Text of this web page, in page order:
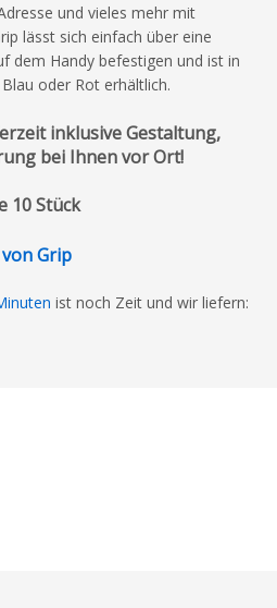
und vieles mehr mit
lässt sich einfach über eine
dem Handy befestigen und ist in
oder Rot erhältlich.
inklusive Gestaltung,
bei Ihnen vor Ort!
10 Stück
Grip
ist noch Zeit und wir liefern: